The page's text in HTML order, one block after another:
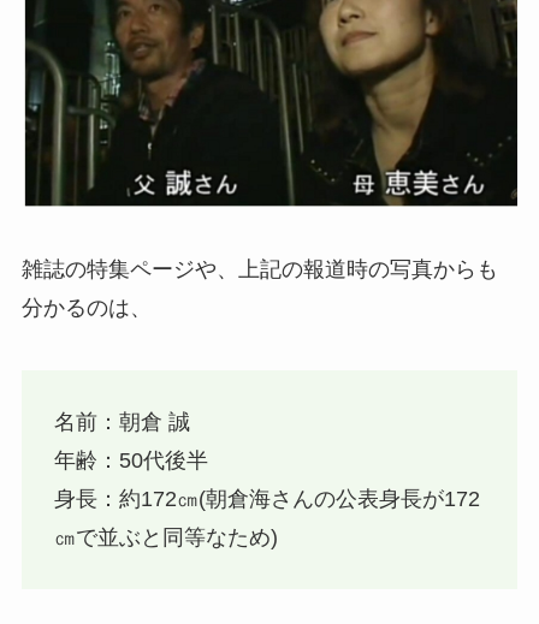
雑誌の特集ページや、上記の報道時の写真からも
分かるのは、
名前：朝倉 誠
年齢：50代後半
身長：約172㎝(朝倉海さんの公表身長が172
㎝で並ぶと同等なため)